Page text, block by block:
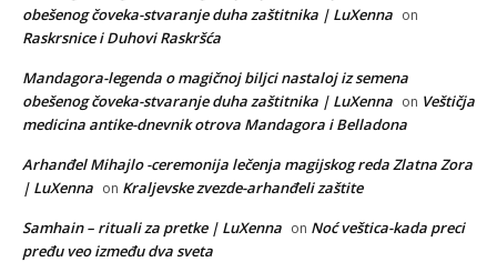
obešenog čoveka-stvaranje duha zaštitnika | LuXenna on
Raskrsnice i Duhovi Raskršća
Mandagora-legenda o magičnoj biljci nastaloj iz semena
obešenog čoveka-stvaranje duha zaštitnika | LuXenna on Veštičja
medicina antike-dnevnik otrova Mandagora i Belladona
Arhanđel Mihajlo -ceremonija lečenja magijskog reda Zlatna Zora
| LuXenna on Kraljevske zvezde-arhanđeli zaštite
Samhain – rituali za pretke | LuXenna on Noć veštica-kada preci
pređu veo između dva sveta